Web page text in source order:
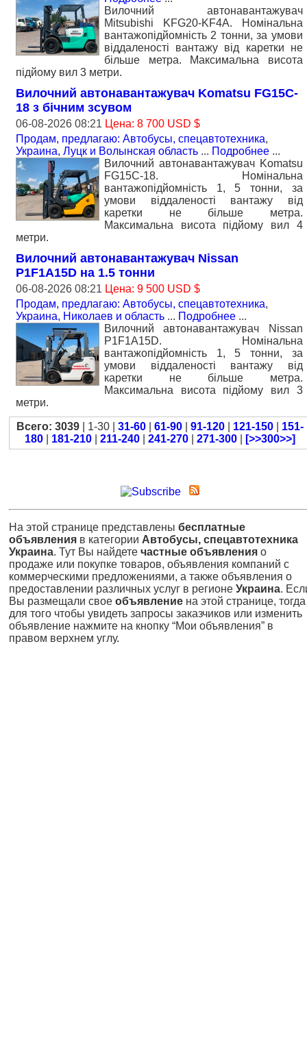
Вилочний автонавантажувач
Mitsubishi KFG20-KF4A. Номiнальна
вантажопідйомність 2 тонни, за умови
віддаленості вантажу від каретки не
більше метра. Максимальна висота
підйому вил 3 метри.
Вилочний автонавантажувач Komatsu FG15C-
18 з бiчним зсувом
06-08-2026 08:21 Цена: 8 700 USD $
Продам, предлагаю: Автобусы, спецавтотехника,
Украина, Луцк и Волынская область ... Подробнее ...
Вилочний автонавантажувач Komatsu
FG15C-18. Номiнальна
вантажопідйомність 1, 5 тонни, за
умови віддаленості вантажу від
каретки не більше метра.
Максимальна висота підйому вил 4
метри.
Вилочний автонавантажувач Nissan
P1F1A15D на 1.5 тонни
06-08-2026 08:21 Цена: 9 500 USD $
Продам, предлагаю: Автобусы, спецавтотехника,
Украина, Николаев и область ... Подробнее ...
Вилочний автонавантажувач Nissan
P1F1A15D. Номiнальна
вантажопідйомність 1, 5 тонни, за
умови віддаленості вантажу від
каретки не більше метра.
Максимальна висота підйому вил 3
метри.
Всего: 3039 | 1-30 | 31-60 61-90 91-120 121-150
151-
180
181-210 211-240 241-270 271-300 [>>300>>]
На этой странице представлены бесплатные
объявления в категории Автобусы, спецавтотехника
Украина. Тут Вы найдете частные объявления о
продаже или покупке товаров, объявления компаний с
коммерческими предложениями, а также объявления о
предоставлении различных услуг в регионе Украина.
Вы размещали свое объявление на этой странице, тогда
для того чтобы увидеть запросы заказчиков или изменить
объявление нажмите на кнопку “Мои объявления” в
правом верхнем углу.